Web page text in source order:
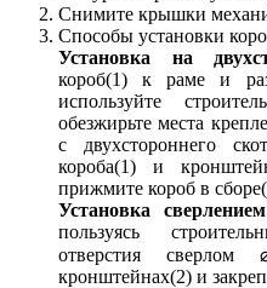
Снимите крышки
Способы установки
Установка на
короб(1) к раме и
используйте
обезжирьте места
с двухстороннего
короба(1) и
прижмите короб в
Установка сверлением
пользуясь
отверстия сверлом
кронштейнах(2) и